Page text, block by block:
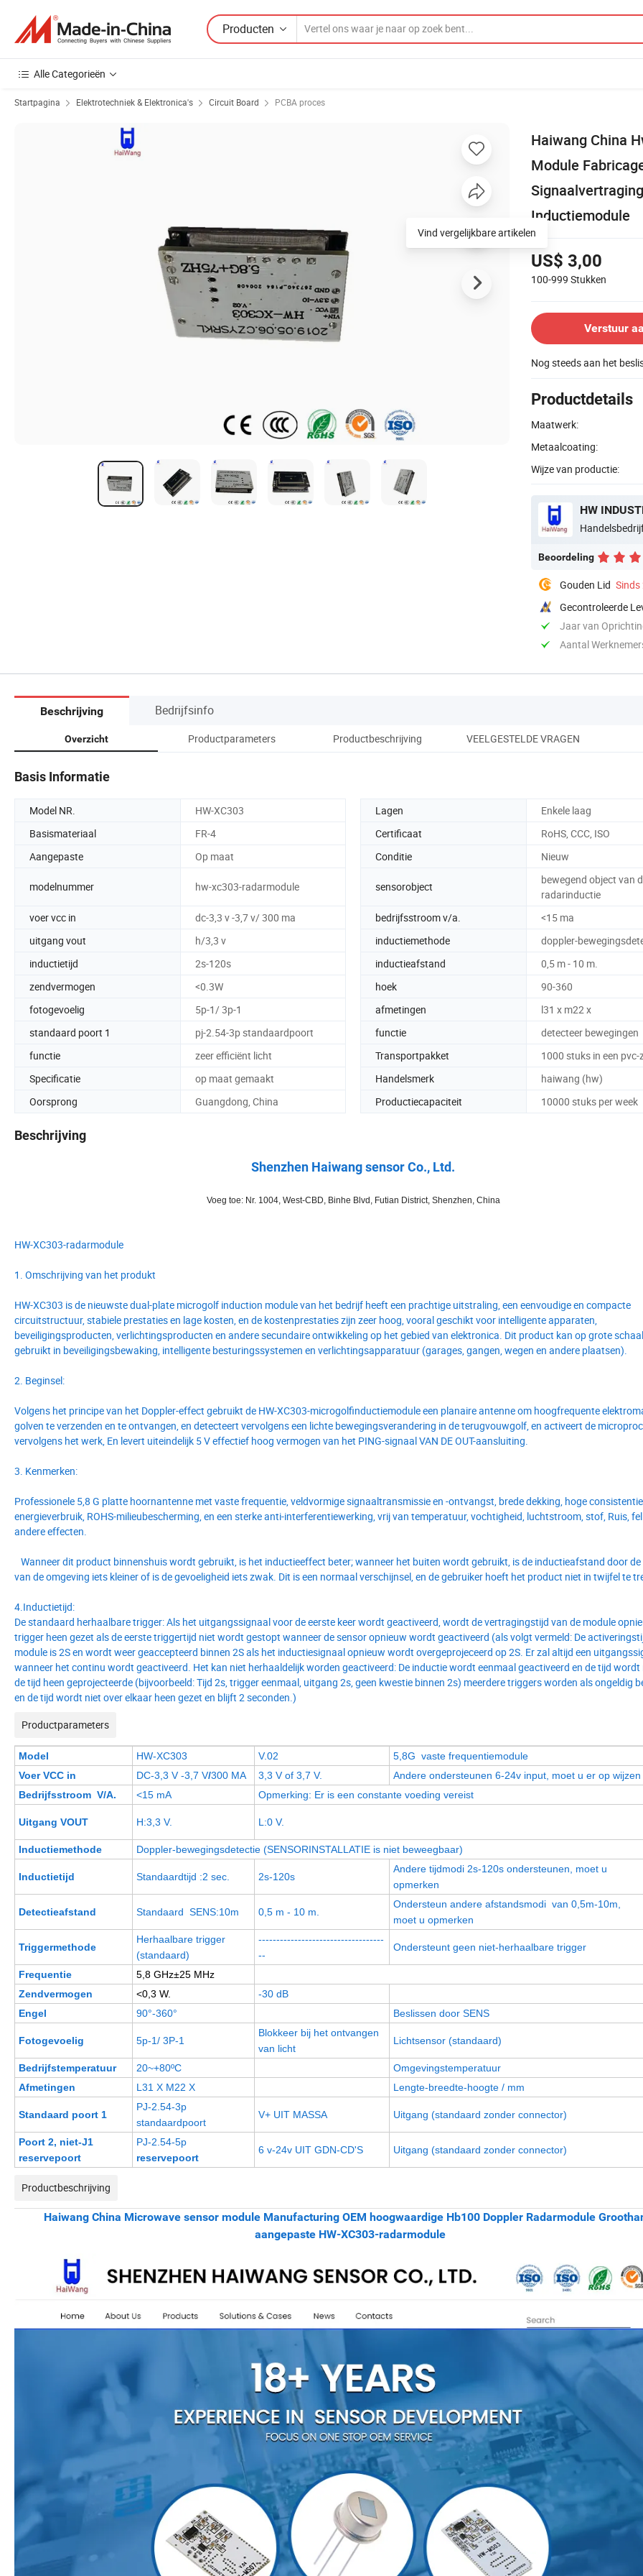
Producten
Alle Categorieën
Startpagina Elektrotechniek & Elektronica's Circuit Board PCBA proces
Haiwang China
Module
Inductiemodule
US$ 3,00
100-999 Stukken
Verstuur
Nog steeds aan het
Productdetails
Maatwerk:
Metaalcoating:
Wijze van productie:
HW
Beoordeling
Gouden Lid
Gecontroleerde
Jaar van
Aantal
Vind vergelijkbare artikelen
Beschrijving Bedrijfsinfo
Overzicht Productparameters Productbeschrijving VEELGESTELDE VRAGEN
Basis Informatie
Model NR. HW-XC303 Lagen
Enkele laag
Basismateriaal
FR-4 Certificaat
RoHS, CCC, ISO
Aangepaste
Op maat Conditie Nieuw
modelnummer hw-xc303-radarmodule sensorobject
bewegend object van
radarinductie
voer vcc in
dc-3,3 v -3,7 v/ 300 ma bedrijfsstroom v/a.
<15 ma
uitgang vout
h/3,3 v inductiemethode
doppler-
inductietijd
2s-120s inductieafstand
0,5 m - 10 m.
zendvermogen
<0.3W hoek
90-360
fotogevoelig
5p-1/ 3p-1 afmetingen
l31 x m22 x
standaard poort 1
pj-2.54-3p standaardpoort functie
detecteer bewegingen
functie
zeer efficiënt licht Transportpakket
1000 stuks in een pvc-
Specificatie
op maat gemaakt Handelsmerk
haiwang (hw)
Oorsprong
Guangdong, China Productiecapaciteit 10000 stuks per week
Beschrijving
Shenzhen Haiwang sensor Co., Ltd.
Voeg toe: Nr. 1004, West-CBD, Binhe Blvd, Futian District, Shenzhen, China
HW-XC303-radarmodule
1. Omschrijving van het produkt
HW-XC303 is de nieuwste dual-plate microgolf induction module van het bedrijf heeft een prachtige uitstraling, een eenvoudige en compacte
circuitstructuur, stabiele prestaties en lage kosten, en de kostenprestaties zijn zeer hoog, vooral geschikt voor intelligente apparaten,
beveiligingsproducten, verlichtingsproducten en andere secundaire ontwikkeling op het gebied van elektronica. Dit product kan op grote
gebruikt in beveiligingsbewaking, intelligente besturingssystemen en verlichtingsapparatuur (garages, gangen, wegen en andere plaatsen).
2. Beginsel:
Volgens het principe van het Doppler-effect gebruikt de HW-XC303-microgolfinductiemodule een planaire antenne om hoogfrequente
golven te verzenden en te ontvangen, en detecteert vervolgens een lichte bewegingsverandering in de terugvouwgolf, en activeert de
vervolgens het werk, En levert uiteindelijk 5 V effectief hoog vermogen van het PING-signaal VAN DE OUT-aansluiting.
3. Kenmerken:
Professionele 5,8 G platte hoornantenne met vaste frequentie, veldvormige signaaltransmissie en -ontvangst, brede dekking, hoge
energieverbruik, ROHS-milieubescherming, en een sterke anti-interferentiewerking, vrij van temperatuur, vochtigheid, luchtstroom, stof, Ruis,
andere effecten.
Wanneer dit product binnenshuis wordt gebruikt, is het inductieeffect beter; wanneer het buiten wordt gebruikt, is de inductieafstand door de
van de omgeving iets kleiner of is de gevoeligheid iets zwak. Dit is een normaal verschijnsel, en de gebruiker hoeft het product niet in twijfel te
4.Inductietijd:
De standaard herhaalbare trigger: Als het uitgangssignaal voor de eerste keer wordt geactiveerd, wordt de vertragingstijd van de module
trigger heen gezet als de eerste triggertijd niet wordt gestopt wanneer de sensor opnieuw wordt geactiveerd (als volgt vermeld: De
module is 2S en wordt weer geaccepteerd binnen 2S als het inductiesignaal opnieuw wordt overgeprojeceerd op 2S. Er zal altijd een
wanneer het continu wordt geactiveerd. Het kan niet herhaaldelijk worden geactiveerd: De inductie wordt eenmaal geactiveerd en de tijd wordt
de tijd heen geprojecteerde (bijvoorbeeld: Tijd 2s, trigger eenmaal, uitgang 2s, geen kwestie binnen 2s) meerdere triggers worden als ongeldig
en de tijd wordt niet over elkaar heen gezet en blijft 2 seconden.)
Productparameters
Model HW-XC303 V.02 5,8G vaste frequentiemodule
VoerVCC in DC-3,3 V -3,7 V/300 MA 3,3 V of 3,7 V.
Andere ondersteunen 6-24v input, moet u er op wijzen
Bedrijfsstroom V/A. <15 mA Opmerking: Er is een constante voeding vereist
Uitgang VOUT H:3,3 V. L:0 V.
Inductiemethode Doppler-bewegingsdetectie (SENSORINSTALLATIE is niet beweegbaar)
Inductietijd Standaardtijd :2 sec. 2s-120s
Andere tijdmodi 2s-120s ondersteunen, moet u
opmerken
Detectieafstand Standaard SENS:10m 0,5 m - 10 m.
Ondersteun andere afstandsmodi van 0,5m-10m,
moet u opmerken
Triggermethode
Herhaalbare trigger
(standaard)
-----------------------------------
--
Ondersteunt geen niet-herhaalbare trigger
Frequentie 5,8 GHz±25 MHz
Zendvermogen
<0,3 W.
-30 dB
Engel
90°-360° Beslissen door SENS
Fotogevoelig 5p-1/ 3P-1
Blokkeer bij het ontvangen
van licht
Lichtsensor (standaard)
Bedrijfstemperatuur 20~+80ºC
Omgevingstemperatuur
Afmetingen
L31 X M22 X Lengte-breedte-hoogte / mm
Standaard poort 1
PJ-2.54-3p
standaardpoort
V+ UIT MASSA Uitgang (standaard zonder connector)
Poort 2, niet-J1
reservepoort
PJ-2.54-5p
reservepoort
6 v-24v UIT GDN-CD'S Uitgang (standaard zonder connector)
Productbeschrijving
Haiwang China Microwave sensor module Manufacturing OEM hoogwaardige Hb100 Doppler Radarmodule
aangepaste HW-XC303-radarmodule